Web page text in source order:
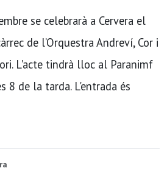
se celebrarà a Cervera el
de l’Orquestra Andreví, Cor i
L'acte tindrà lloc al Paranimf
8 de la tarda. L'entrada és